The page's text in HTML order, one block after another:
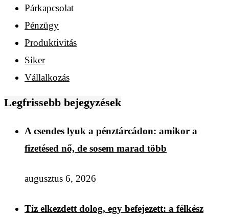
Párkapcsolat
Pénzügy
Produktivitás
Siker
Vállalkozás
Legfrissebb bejegyzések
A csendes lyuk a pénztárcádon: amikor a
fizetésed nő, de sosem marad több
augusztus 6, 2026
Tíz elkezdett dolog, egy befejezett: a félkész